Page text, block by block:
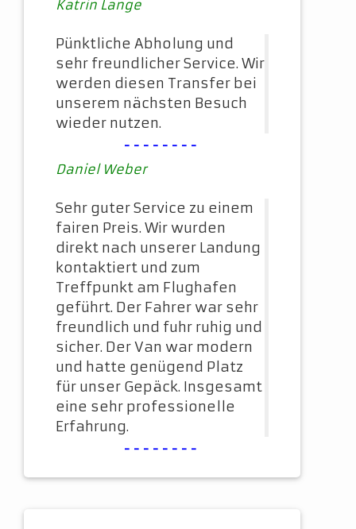
Katrin Lange
Pünktliche Abholung und
sehr freundlicher Service. Wir
werden diesen Transfer bei
unserem nächsten Besuch
wieder nutzen.
--------
Daniel Weber
Sehr guter Service zu einem
fairen Preis. Wir wurden
direkt nach unserer Landung
kontaktiert und zum
Treffpunkt am Flughafen
geführt. Der Fahrer war sehr
freundlich und fuhr ruhig und
sicher. Der Van war modern
und hatte genügend Platz
für unser Gepäck. Insgesamt
eine sehr professionelle
Erfahrung.
--------